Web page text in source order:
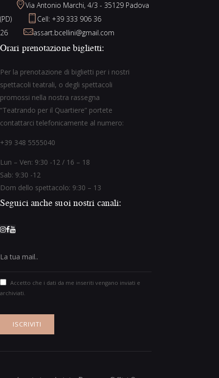
Via Antonio Marchi, 4/3 - 35129 Padova
(PD)
Cell: +39 333 906 36
26
assart.bcellini@gmail.com
Orari prenotazione biglietti:
Per la prenotazione di biglietti per i nostri
spettacoli teatrali, o degli spettacoli
promossi nella nostra rassegna
“Teatrando per il Quartiere” portete
contattarci telefonicamente al numero:
+39 348 5555040
Lun – Ven: 9:30 -12 / 16 – 18
Sab: 9:30 -12
Dom dello spettacolo: 9:30 – 13
Seguici anche suoi nostri canali:
Accetto che i dati da me inseriti vengano inviati e
archiviati.